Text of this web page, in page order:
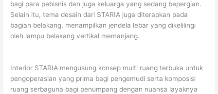
bagi para pebisnis dan juga keluarga yang sedang bepergian.
Selain itu, tema desain dari STARIA juga diterapkan pada
bagian belakang, menampilkan jendela lebar yang dikelilingi
oleh lampu belakang vertikal memanjang.
Interior STARIA mengusung konsep multi ruang terbuka untuk
pengoperasian yang prima bagi pengemudi serta komposisi
ruang serbaguna bagi penumpang dengan nuansa layaknya